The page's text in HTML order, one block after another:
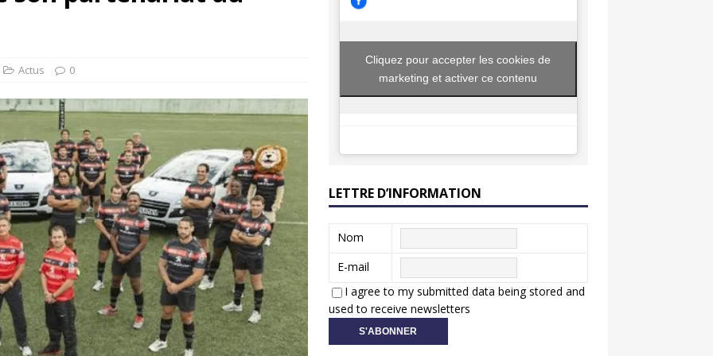
GTi : naissance d’une légende
Honda dévoile un spot publicitaire… confiné!
Actus 0
Cliquez pour accepter les cookies de
marketing et activer ce contenu
LETTRE D’INFORMATION
Nom
E-mail
I agree to my submitted data being stored and
used to receive newsletters